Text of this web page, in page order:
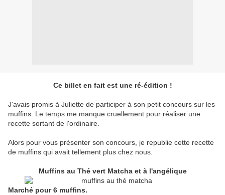
Ce billet en fait est une ré-édition !
J'avais promis à Juliette de participer à son petit concours sur les
muffins. Le temps me manque cruellement pour réaliser une
recette sortant de l'ordinaire.
Alors pour vous présenter son concours, je republie cette recette
de muffins qui avait tellement plus chez nous.
Muffins au Thé vert Matcha et à l'angélique
Marché pour 6 muffins.